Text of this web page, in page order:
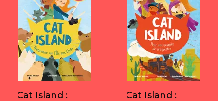
Cat Island :
Cat Island :